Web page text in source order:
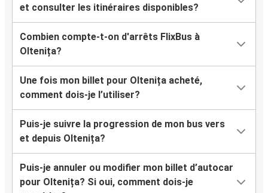
et consulter les itinéraires disponibles?
Combien compte-t-on d'arrêts FlixBus à
Oltenița?
Une fois mon billet pour Oltenița acheté,
comment dois-je l’utiliser?
Puis-je suivre la progression de mon bus vers
et depuis Oltenița?
Puis-je annuler ou modifier mon billet d’autocar
pour Oltenița? Si oui, comment dois-je